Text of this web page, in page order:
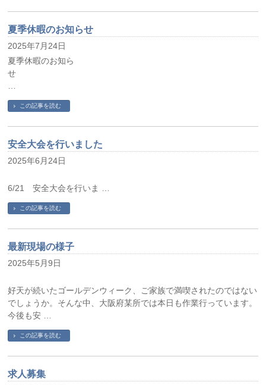
夏季休暇のお知らせ
2025年7月24日
夏季休暇のお知ら
この記事を読む
安全大会を行いました
2025年6月24日
6/21 安全大会を行いま …
この記事を読む
最新現場の様子
2025年5月9日
好天が続いたゴールデンウィーク、ご家族で満喫されたのではない
でしょうか。そんな中、大阪府某所では本日も作業行っています。
今後も安 …
この記事を読む
求人募集